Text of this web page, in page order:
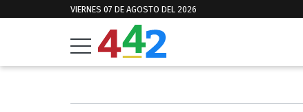
VIERNES 07 DE AGOSTO DEL 2026